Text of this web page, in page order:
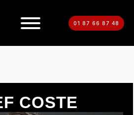
01 87 66 87 48
COSTE